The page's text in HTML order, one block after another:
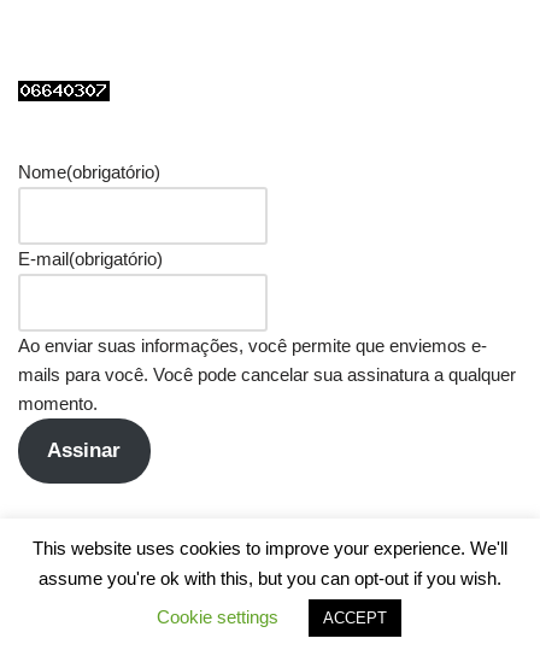
Nome(obrigatório)
E-mail(obrigatório)
Ao enviar suas informações, você permite que enviemos e-
mails para você. Você pode cancelar sua assinatura a qualquer
momento.
Assinar
This website uses cookies to improve your experience. We'll
assume you're ok with this, but you can opt-out if you wish.
Cookie settings
ACCEPT